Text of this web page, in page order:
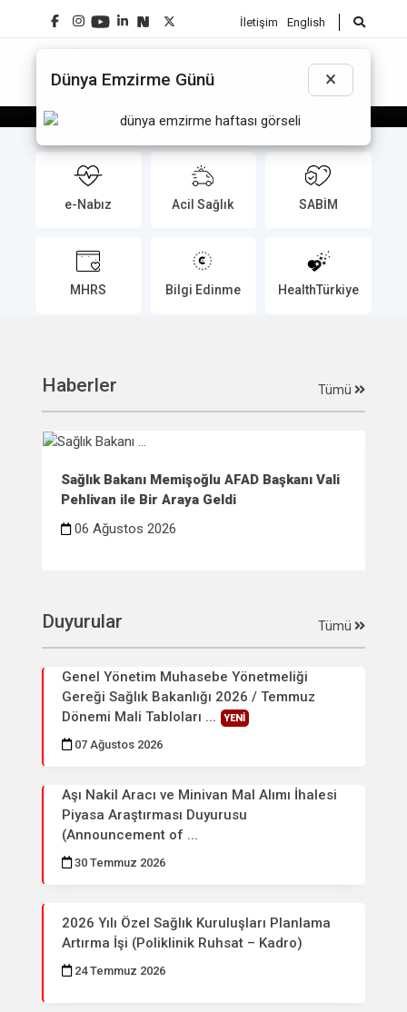
Dünya Emzirme Günü ×
İletişim English
☰
Sağlık Bakanı Prof. Dr. Kemal
e-Nabız Acil Sağlık SABİM
MHRS Bilgi Edinme HealthTürkiye
Haberler Tümü
Sağlık Bakanı Memişoğlu AFAD Başkanı Vali
Pehlivan ile Bir Araya Geldi
06 Ağustos 2026
Duyurular Tümü
Genel Yönetim Muhasebe Yönetmeliği
Gereği Sağlık Bakanlığı 2026 / Temmuz
Dönemi Mali Tabloları ...
YENİ
07 Ağustos 2026
Aşı Nakil Aracı ve Minivan Mal Alımı İhalesi
Piyasa Araştırması Duyurusu
(Announcement of ...
30 Temmuz 2026
2026 Yılı Özel Sağlık Kuruluşları Planlama
Artırma İşi (Poliklinik Ruhsat – Kadro)
24 Temmuz 2026